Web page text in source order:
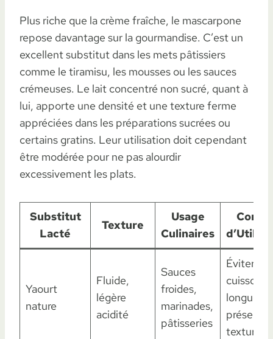
Plus riche que la crème fraîche, le mascarpone
repose davantage sur la gourmandise. C’est un
excellent substitut dans les mets pâtissiers
comme le tiramisu, les mousses ou les sauces
crémeuses. Le lait concentré non sucré, quant à
lui, apporte une densité et une texture ferme
appréciées dans les préparations sucrées ou
certains gratins. Leur utilisation doit cependant
être modérée pour ne pas alourdir
excessivement les plats.
Substitut
Lacté
Texture
Usage
Culinaires
Yaourt
nature
Fluide,
légère
acidité
Sauces
froides,
marinades,
pâtisseries
Éviter
cuisson
longue
préserver
texture